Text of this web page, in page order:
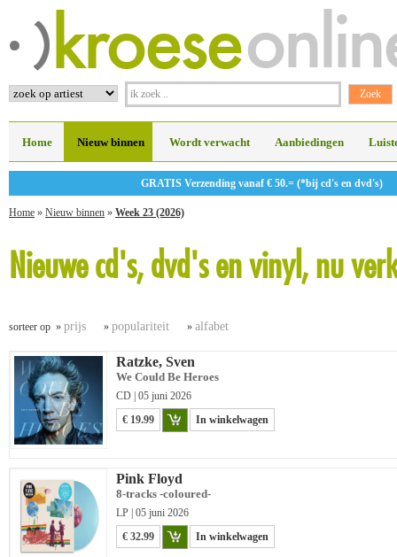
Home Nieuw binnen Wordt verwacht Aanbiedingen
GRATIS Verzending vanaf € 50.= (*bij cd's en dvd's)
Home » Nieuw binnen » Week 23 (2026)
Nieuwe cd's, dvd's en vinyl, nu
sorteer op » prijs » populariteit » alfabet
Ratzke, Sven
We Could Be Heroes
CD | 05 juni 2026
€ 19.99
In winkelwagen
Pink Floyd
8-tracks -coloured-
LP | 05 juni 2026
€ 32.99
In winkelwagen